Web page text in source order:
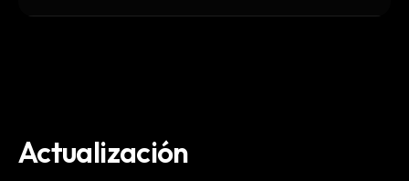
Actualización